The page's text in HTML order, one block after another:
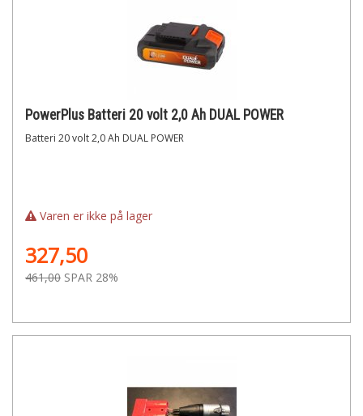
PowerPlus Batteri 20 volt 2,0 Ah DUAL POWER
Batteri 20 volt 2,0 Ah DUAL POWER
Varen er ikke på lager
327,50
461,00 SPAR 28%